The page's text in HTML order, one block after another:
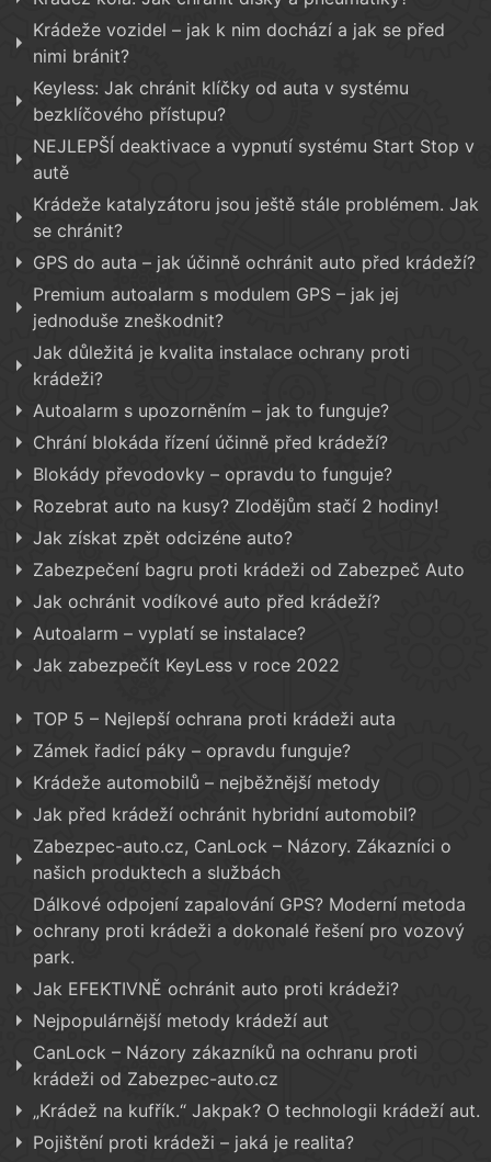
Krádeže vozidel – jak k nim dochází a jak se před
nimi bránit?
Keyless: Jak chránit klíčky od auta v systému
bezklíčového přístupu?
NEJLEPŠÍ deaktivace a vypnutí systému Start Stop v
autě
Krádeže katalyzátoru jsou ještě stále problémem. Jak
se chránit?
GPS do auta – jak účinně ochránit auto před krádeží?
Premium autoalarm s modulem GPS – jak jej
jednoduše zneškodnit?
Jak důležitá je kvalita instalace ochrany proti
krádeži?
Autoalarm s upozorněním – jak to funguje?
Chrání blokáda řízení účinně před krádeží?
Blokády převodovky – opravdu to funguje?
Rozebrat auto na kusy? Zlodějům stačí 2 hodiny!
Jak získat zpět odcizéne auto?
Zabezpečení bagru proti krádeži od Zabezpeč Auto
Jak ochránit vodíkové auto před krádeží?
Autoalarm – vyplatí se instalace?
Jak zabezpečít KeyLess v roce 2022
TOP 5 – Nejlepší ochrana proti krádeži auta
Zámek řadicí páky – opravdu funguje?
Krádeže automobilů – nejběžnější metody
Jak před krádeží ochránit hybridní automobil?
Zabezpec-auto.cz, CanLock – Názory. Zákazníci o
našich produktech a službách
Dálkové odpojení zapalování GPS? Moderní metoda
ochrany proti krádeži a dokonalé řešení pro vozový
park.
Jak EFEKTIVNĚ ochránit auto proti krádeži?
Nejpopulárnější metody krádeží aut
CanLock – Názory zákazníků na ochranu proti
krádeži od Zabezpec-auto.cz
„Krádež na kufřík.“ Jakpak? O technologii krádeží aut.
Pojištění proti krádeži – jaká je realita?